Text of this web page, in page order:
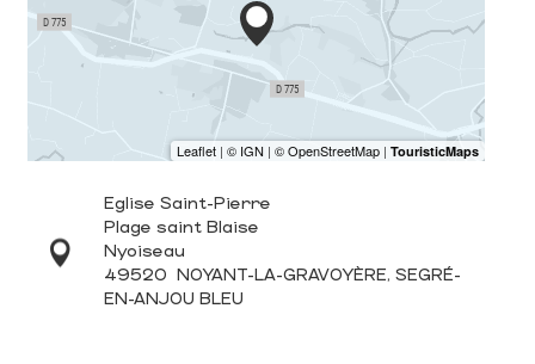
Eglise Saint-Pierre
Plage saint Blaise
Nyoiseau
49520 NOYANT-LA-GRAVOYÈRE, SEGRÉ-
EN-ANJOU BLEU